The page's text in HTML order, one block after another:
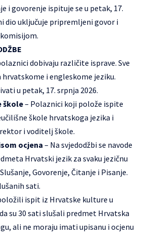
i govorenje ispituje se u petak, 17.
dio uključuje pripremljeni govor i
dobivaju različite isprave. Sve
hrvatskome i engleskome jeziku.
u petak, 17. srpnja 2026.
škole– Polaznici koji polože ispite
škole hrvatskoga jezika i
i voditelj škole.
ocjena – Na svjedodžbi se navode
Hrvatski jezik za svaku jezičnu
Govorenje, Čitanje i Pisanje.
sati.
ispit iz Hrvatske kulture u
su 30 sati slušali predmet Hrvatska
ali ne moraju imati upisanu i ocjenu